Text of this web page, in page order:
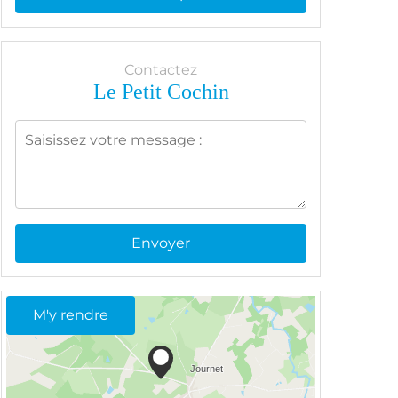
Contactez
Le Petit Cochin
Envoyer
M'y rendre